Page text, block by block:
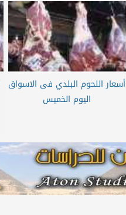
أسعار اللحوم البلدي فى الاسواق
اليوم الخميس